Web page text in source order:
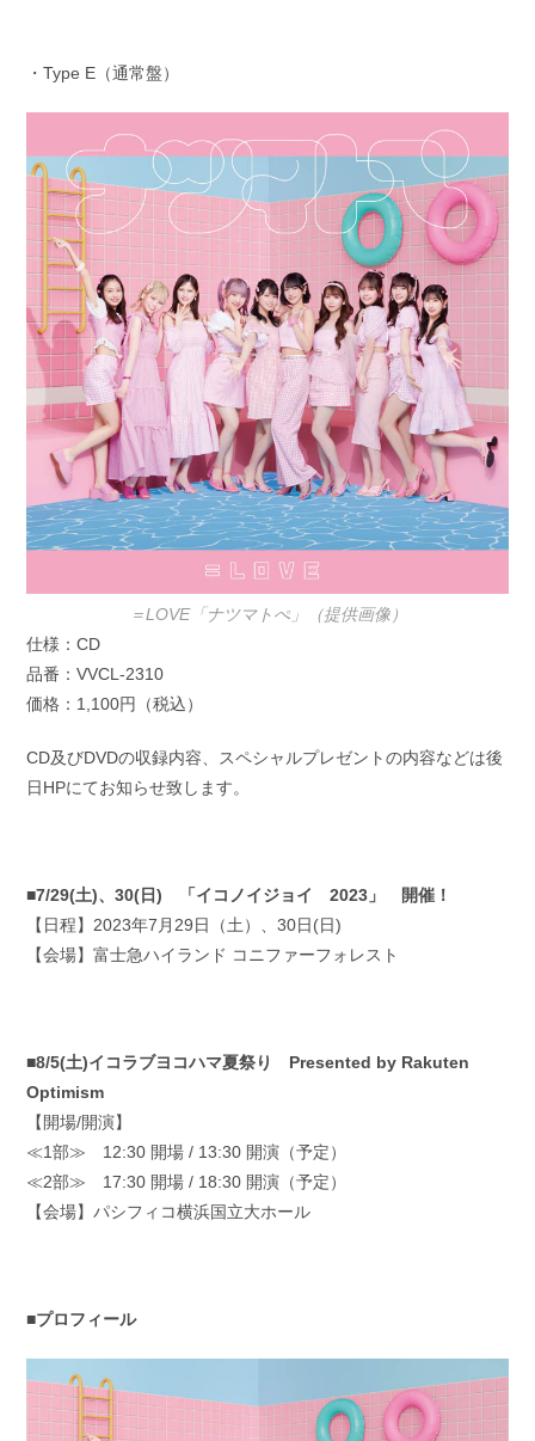
・Type E（通常盤）
＝LOVE「ナツマトぺ」（提供画像）
仕様：CD
品番：VVCL-2310
価格：1,100円（税込）
CD及びDVDの収録内容、スペシャルプレゼントの内容などは後
日HPにてお知らせ致します。
■7/29(土)、30(日) 「イコノイジョイ 2023」 開催！
【日程】2023年7月29日（土）、30日(日)
【会場】富士急ハイランド コニファーフォレスト
■8/5(土)イコラブヨコハマ夏祭り Presented by Rakuten
Optimism
【開場/開演】
≪1部≫ 12:30 開場 / 13:30 開演（予定）
≪2部≫ 17:30 開場 / 18:30 開演（予定）
【会場】パシフィコ横浜国立大ホール
■プロフィール